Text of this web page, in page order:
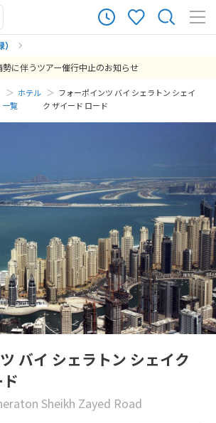
だ履歴がありません
まだ登録がありません
勢に伴うツアー催行中止のお知らせ
ホテル
一覧
フォーポインツ バイ シェラトン シェイ
ク ザイード ロード
バイ シェラトン シェイク
Sheikh Zayed Road